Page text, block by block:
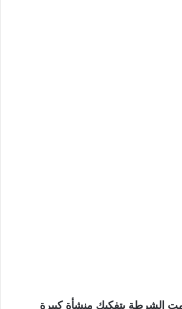
2024، قامت الشرطة بتفكيك منشأة كبيرة